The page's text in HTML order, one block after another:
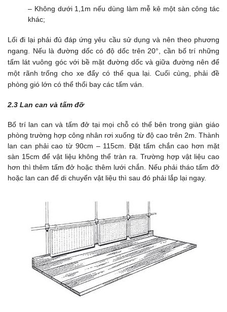
– Không dưới 1,1m nếu dùng làm mễ kê một sàn công tác
khác;
Lối đi lại phải đủ đáp ứng yêu cầu sử dụng và nên theo phương
ngang. Nếu là đường dốc có độ dốc trên 20°, cần bố trí những
tấm lát vuông góc với bề mặt đường dốc và giữa đường nên để
một rãnh trống cho xe đẩy có thể qua lại. Cuối cùng, phải đề
phòng gió lớn có thể thổi bay các tấm ván.
2.3 Lan can và tấm đỡ
Bố trí lan can và tấm đở tại mọi chỗ có thể bên trong giàn giáo
phòng trường hợp công nhân rơi xuống từ độ cao trên 2m. Thành
lan can phải cao từ 90cm – 115cm. Đặt tấm chắn cao hơn mặt
sàn 15cm để vật liệu không thể tràn ra. Trường hợp vật liệu cao
hơn thì thêm tấm đở hoặc thêm lưới chắn. Nếu phải tháo tấm đỡ
hoặc lan can để di chuyển vật liệu thì sau đó phải lắp lại ngay.